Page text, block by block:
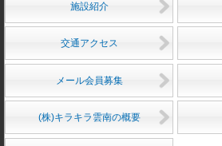
施設紹介
交通アクセス
メール会員募集
(株)キラキラ雲南の概要